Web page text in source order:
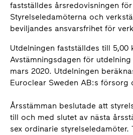
fastställdes årsredovisningen
Styrelseledamöterna och
beviljandes ansvarsfrihet för
Utdelningen fastställdes till 5,00
Avstämningsdagen för
mars 2020. Utdelningen
Euroclear Sweden AB:s försorg
Årsstämman beslutade att
till och med slutet av nästa
sex ordinarie